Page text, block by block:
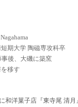
期大学 陶磁専攻科卒
、大磯に築窯
移す
和洋菓子店『東寺尾 清